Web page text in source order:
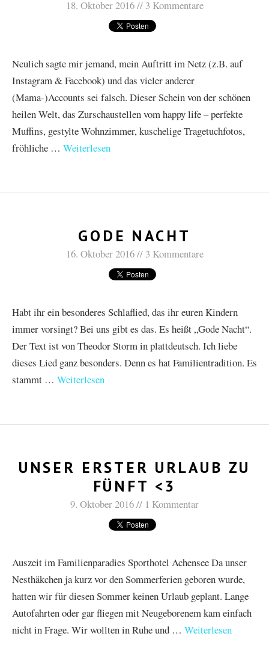
18. Oktober 2016 3 Kommentare
Neulich sagte mir jemand, mein Auftritt im Netz (z.B. auf
Instagram & Facebook) und das vieler anderer
(Mama-)Accounts sei falsch. Dieser Schein von der schönen
heilen Welt, das Zurschaustellen vom happy life – perfekte
Muffins, gestylte Wohnzimmer, kuschelige Tragetuchfotos,
fröhliche … Weiterlesen
GODE NACHT
16. Oktober 2016 3 Kommentare
Habt ihr ein besonderes Schlaflied, das ihr euren Kindern
immer vorsingt? Bei uns gibt es das. Es heißt „Gode Nacht“.
Der Text ist von Theodor Storm in plattdeutsch. Ich liebe
dieses Lied ganz besonders. Denn es hat Familientradition. Es
stammt … Weiterlesen
UNSER ERSTER URLAUB ZU
FÜNFT <3
9. Oktober 2016 1 Kommentar
Auszeit im Familienparadies Sporthotel Achensee Da unser
Nesthäkchen ja kurz vor den Sommerferien geboren wurde,
hatten wir für diesen Sommer keinen Urlaub geplant. Lange
Autofahrten oder gar fliegen mit Neugeborenem kam einfach
nicht in Frage. Wir wollten in Ruhe und … Weiterlesen